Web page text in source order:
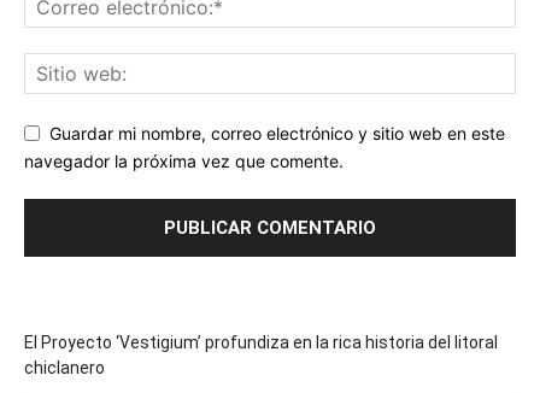
Guardar mi nombre, correo electrónico y sitio web en este
navegador la próxima vez que comente.
El Proyecto ‘Vestigium’ profundiza en la rica historia del litoral
chiclanero